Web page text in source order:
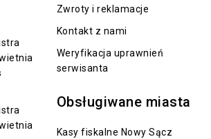
Zwroty i reklamacje
Kontakt z nami
Weryfikacja uprawnień
serwisanta
Obsługiwane miasta
Kasy fiskalne Nowy Sącz